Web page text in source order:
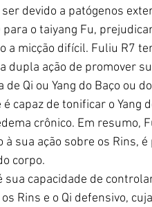
devido a patógenos
o taiyang Fu,
a micção difícil. Fuliu R7
ação de promover
Qi ou Yang do Baço ou
capaz de tonificar o Yang
crônico. Em resumo,
sua ação sobre os Rins,
corpo.
capacidade de
Rins e o Qi defensivo,